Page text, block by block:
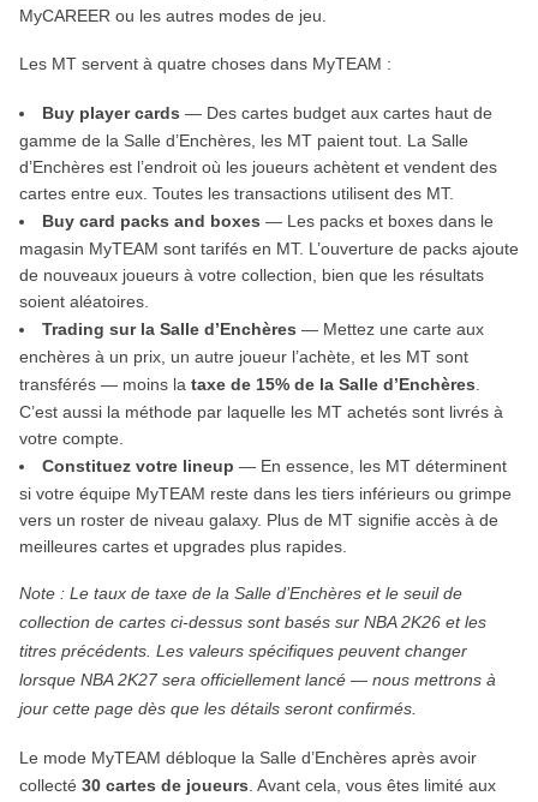
MyCAREER ou les autres modes de jeu.
Les MT servent à quatre choses dans MyTEAM :
Buy player cards — Des cartes budget aux cartes haut de
gamme de la Salle d’Enchères, les MT paient tout. La Salle
d’Enchères est l’endroit où les joueurs achètent et vendent des
cartes entre eux. Toutes les transactions utilisent des MT.
Buy card packs and boxes — Les packs et boxes dans le
magasin MyTEAM sont tarifés en MT. L’ouverture de packs ajoute
de nouveaux joueurs à votre collection, bien que les résultats
soient aléatoires.
Trading sur la Salle d’Enchères — Mettez une carte aux
enchères à un prix, un autre joueur l’achète, et les MT sont
transférés — moins la taxe de 15% de la Salle d’Enchères
C’est aussi la méthode par laquelle les MT achetés sont livrés à
votre compte.
Constituez votre lineup — En essence, les MT déterminent
si votre équipe MyTEAM reste dans les tiers inférieurs ou grimpe
vers un roster de niveau galaxy. Plus de MT signifie accès à de
meilleures cartes et upgrades plus rapides.
Note : Le taux de taxe de la Salle d’Enchères et le seuil de
collection de cartes ci-dessus sont basés sur NBA 2K26 et les
titres précédents. Les valeurs spécifiques peuvent changer
lorsque NBA 2K27 sera officiellement lancé — nous mettrons à
jour cette page dès que les détails seront confirmés.
Le mode MyTEAM débloque la Salle d’Enchères après avoir
collecté 30 cartes de joueurs . Avant cela, vous êtes limité aux